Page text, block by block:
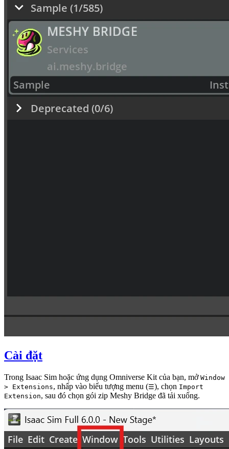
Cài đặt
Trong Isaac Sim hoặc ứng dụng Omniverse Kit của bạn, mở Window
> Extensions, nhấp vào biểu tượng menu (☰), chọn Import
Extension, sau đó chọn gói zip Meshy Bridge đã tải xuống.